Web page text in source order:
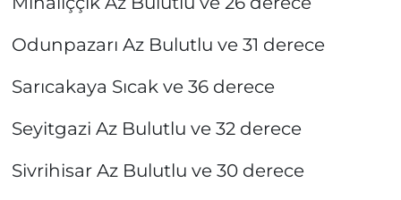
Odunpazarı Az Bulutlu ve 31 derece
Sarıcakaya Sıcak ve 36 derece
Seyitgazi Az Bulutlu ve 32 derece
Sivrihisar Az Bulutlu ve 30 derece